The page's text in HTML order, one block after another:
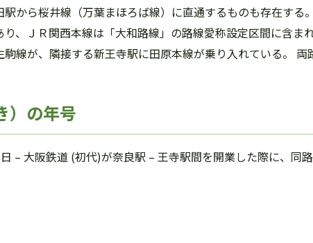
から桜井線（万葉まほろば線）に直通するものも存在する。
、ＪＲ関西本線は「大和路線」の路線愛称設定区間に含まれ
線が、隣接する新王寺駅に田原本線が乗り入れている。 両
）の年号
– 大阪鉄道 (初代)が奈良駅 – 王寺駅間を開業した際に、同